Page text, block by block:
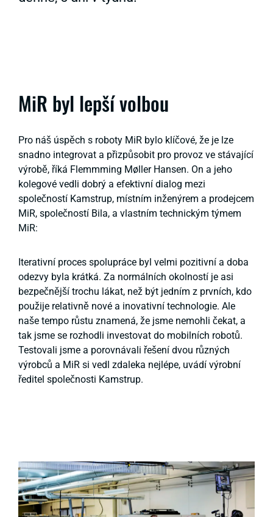
MiR byl lepší volbou
Pro náš úspěch s roboty MiR bylo klíčové, že je lze
snadno integrovat a přizpůsobit pro provoz ve stávající
výrobě, říká Flemmming Møller Hansen. On a jeho
kolegové vedli dobrý a efektivní dialog mezi
společností Kamstrup, místním inženýrem a prodejcem
MiR, společností Bila, a vlastním technickým týmem
MiR:
Iterativní proces spolupráce byl velmi pozitivní a doba
odezvy byla krátká. Za normálních okolností je asi
bezpečnější trochu lákat, než být jedním z prvních, kdo
použije relativně nové a inovativní technologie. Ale
naše tempo růstu znamená, že jsme nemohli čekat, a
tak jsme se rozhodli investovat do mobilních robotů.
Testovali jsme a porovnávali řešení dvou různých
výrobců a MiR si vedl zdaleka nejlépe, uvádí výrobní
ředitel společnosti Kamstrup.